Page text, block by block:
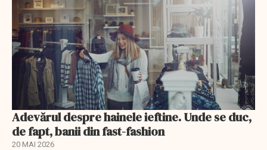
Adevărul despre hainele ieftine. Unde se duc,
de fapt, banii din fast-fashion
20 MAI 2026